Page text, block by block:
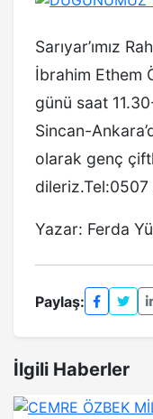
Sarıyar’ımız
İbrahim Ethem
günü saat
Sincan-
olarak genç
Yazar: Ferda
Paylaş:
İlgili Haberler